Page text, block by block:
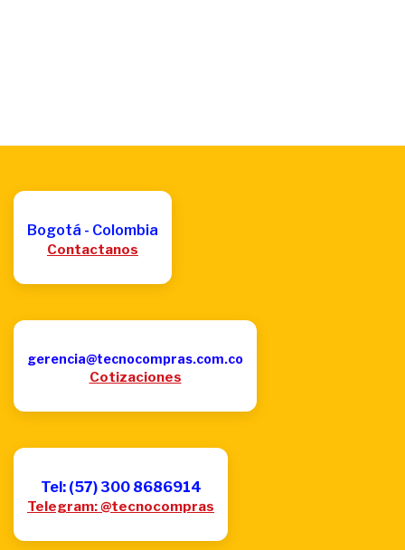
Bogotá - Colombia
Contactanos
gerencia@tecnocompras.com.co
Cotizaciones
Tel: (57) 300 8686914
Telegram: @tecnocompras